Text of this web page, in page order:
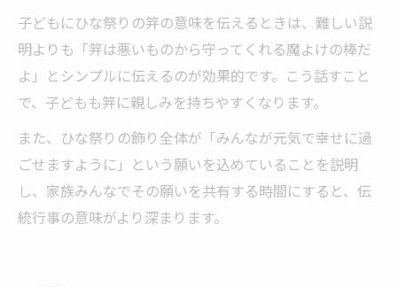
子どもにひな祭りの笄の意味を伝えるときは、難しい説
明よりも「笄は悪いものから守ってくれる魔よけの棒だ
よ」とシンプルに伝えるのが効果的です。こう話すこと
で、子どもも笄に親しみを持ちやすくなります。
また、ひな祭りの飾り全体が「みんなが元気で幸せに過
ごせますように」という願いを込めていることを説明
し、家族みんなでその願いを共有する時間にすると、伝
統行事の意味がより深まります。